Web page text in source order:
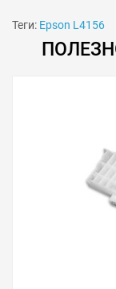
Советы
службы
Не
3–5 %
Теги: Epson L4156